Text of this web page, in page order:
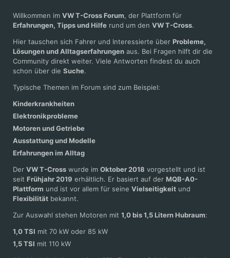
Willkommen im VW T-Cross Forum, der Plattform für
Erfahrungen, Tipps und Hilfe rund um den VW T-Cross.
Hier tauschen sich Fahrer und Interessierte über Probleme,
Lösungen und Alltagserfahrungen aus. Bei Fragen hilft dir die
Community direkt weiter. Viele Antworten findest du auch
schon über die Suche.
Typische Themen im Forum sind zum Beispiel:
Kinderkrankheiten
Elektronikprobleme
Motoren und Getriebe
Ausstattung und Modelle
Erfahrungen im Alltag
Der VW T-Cross wurde im Oktober 2018 vorgestellt und ist
seit Frühjahr 2019 erhältlich. Er basiert auf der MQB-A0-
Plattform und ist vor allem für seine Vielseitigkeit und
Flexibilität bekannt.
Zur Auswahl stehen Motoren mit 1,0 bis 1,5 Litern Hubraum:
1,0 TSI mit 70 kW oder 85 kW
1,5 TSI mit 110 kW